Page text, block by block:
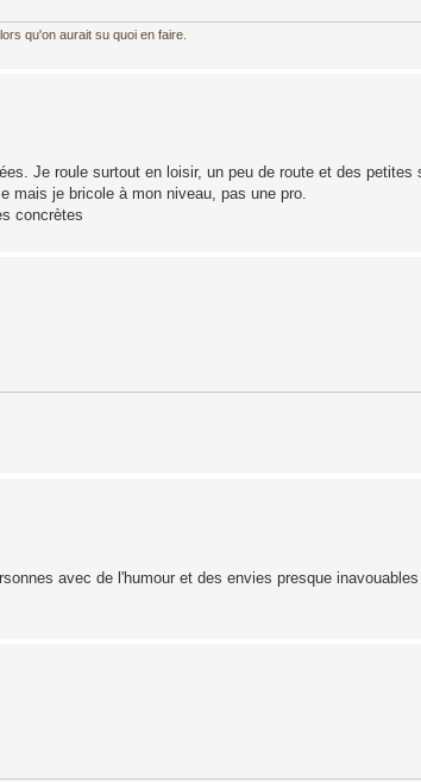
qu'on aurait su quoi en faire.
Je roule surtout en loisir, un peu de route et des petites
mais je bricole à mon niveau, pas une pro.
concrètes
avec de l'humour et des envies presque